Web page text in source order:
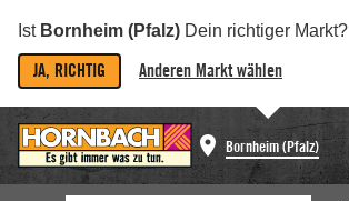
Ist Bornheim (Pfalz) Dein richtiger Markt?
JA, RICHTIG Anderen Markt wählen
Bornheim (Pfalz)